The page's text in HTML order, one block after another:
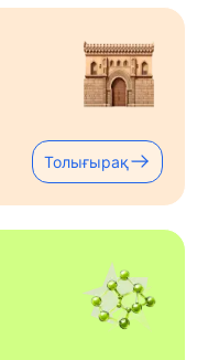
Толығырақ